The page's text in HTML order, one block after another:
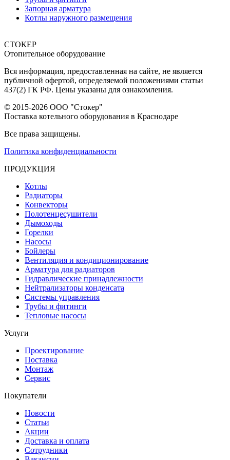
Запорная арматура
Котлы наружного размещения
СТОКЕР
Отопительное оборудование
Вся информация, предоставленная на сайте, не является
публичной офертой, определяемой положениями статьи
437(2) ГК РФ. Цены указаны для ознакомления.
© 2015-2026 ООО "Стокер"
Поставка котельного оборудования в Краснодаре
Все права защищены.
Политика конфиденциальности
ПРОДУКЦИЯ
Котлы
Радиаторы
Конвекторы
Полотенцесушители
Дымоходы
Горелки
Насосы
Бойлеры
Вентиляция и кондиционирование
Арматура для радиаторов
Гидравлические принадлежности
Нейтрализаторы конденсата
Системы управления
Трубы и фитинги
Тепловые насосы
Услуги
Проектирование
Поставка
Монтаж
Сервис
Покупатели
Новости
Статьи
Акции
Доставка и оплата
Сотрудники